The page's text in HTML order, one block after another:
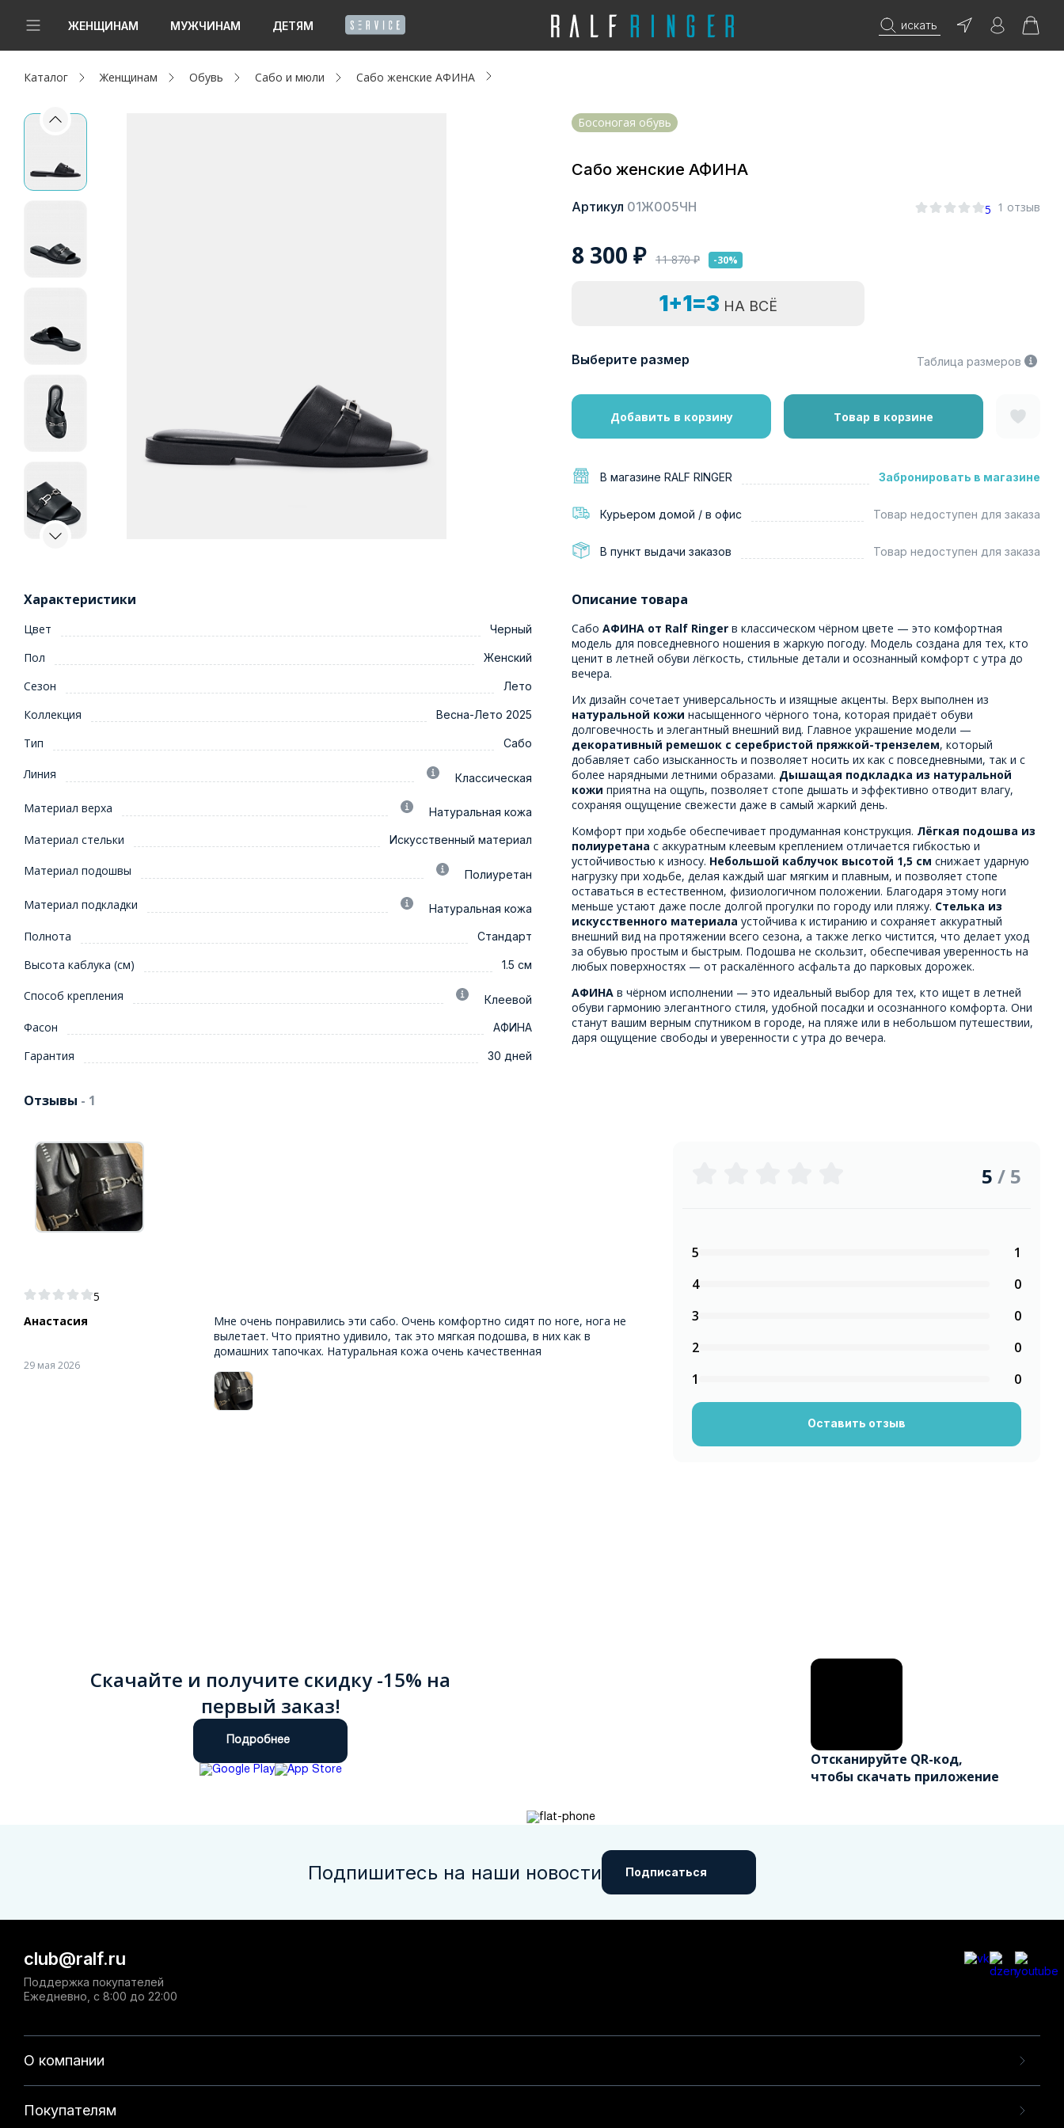
ЖЕНЩИНАМ МУЖЧИНАМ ДЕТЯМ искать
Новинки
Женщинам
Мужчинам
Адреса магазинов
Каталог Женщинам Обувь Сабо и мюли Сабо женские АФИНА
Босоногая обувь
Сабо женские АФИНА
Артикул 01Ж005ЧН 5 1 отзыв
8 300 ₽ 11 870₽ -30%
1+1=3 НА ВСЁ
Выберите размер Таблица размеров
Добавить в корзину Товар в корзине
В магазине RALF RINGER Забронировать в магазине
Курьером домой / в офис Товар недоступен для заказа
В пункт выдачи заказов Товар недоступен для заказа
Характеристики
Цвет Черный
Пол Женский
Сезон Лето
Коллекция Весна-Лето 2025
Тип Сабо
Линия Классическая
Материал верха Натуральная кожа
Материал стельки Искусственный материал
Материал подошвы Полиуретан
Материал подкладки Натуральная кожа
Полнота Стандарт
Высота каблука (см) 1.5 см
Способ крепления Клеевой
Фасон АФИНА
Гарантия 30 дней
Описание товара
Сабо АФИНА от Ralf Ringer в классическом чёрном цвете — это комфортная
модель для повседневного ношения в жаркую погоду. Модель создана для тех, кто
ценит в летней обуви лёгкость, стильные детали и осознанный комфорт с утра до
вечера.
Их дизайн сочетает универсальность и изящные акценты. Верх выполнен из
натуральной кожи насыщенного чёрного тона, которая придаёт обуви
долговечность и элегантный внешний вид. Главное украшение модели —
декоративный ремешок с серебристой пряжкой-трензелем, который
добавляет сабо изысканность и позволяет носить их как с повседневными, так и с
более нарядными летними образами. Дышащая подкладка из натуральной
кожи приятна на ощупь, позволяет стопе дышать и эффективно отводит влагу,
сохраняя ощущение свежести даже в самый жаркий день.
Комфорт при ходьбе обеспечивает продуманная конструкция. Лёгкая подошва из
полиуретана с аккуратным клеевым креплением отличается гибкостью и
устойчивостью к износу. Небольшой каблучок высотой 1,5 см снижает ударную
нагрузку при ходьбе, делая каждый шаг мягким и плавным, и позволяет стопе
оставаться в естественном, физиологичном положении. Благодаря этому ноги
меньше устают даже после долгой прогулки по городу или пляжу. Стелька из
искусственного материала устойчива к истиранию и сохраняет аккуратный
внешний вид на протяжении всего сезона, а также легко чистится, что делает уход
за обувью простым и быстрым. Подошва не скользит, обеспечивая уверенность на
любых поверхностях — от раскалённого асфальта до парковых дорожек.
АФИНА в чёрном исполнении — это идеальный выбор для тех, кто ищет в летней
обуви гармонию элегантного стиля, удобной посадки и осознанного комфорта. Они
станут вашим верным спутником в городе, на пляже или в небольшом путешествии,
даря ощущение свободы и уверенности с утра до вечера.
Отзывы - 1
5
Анастасия
29 мая 2026
Мне очень понравились эти сабо. Очень комфортно сидят по ноге, нога не
вылетает. Что приятно удивило, так это мягкая подошва, в них как в
домашних тапочках. Натуральная кожа очень качественная
5 / 5
5
1
4
0
3
0
2
0
1
0
Оставить отзыв
Скачайте и получите скидку -15% на
первый заказ!
Подробнее
Отсканируйте QR-код,
чтобы скачать приложение
Подпишитесь на наши новости Подписаться
О компании
Покупателям
club@ralf.ru
Поддержка покупателей
Ежедневно, с 8:00 до 22:00